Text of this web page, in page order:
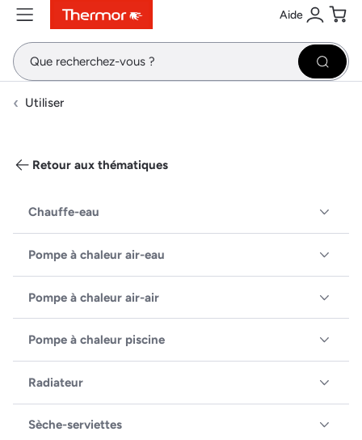
ContenuMenuRecherche Aide
Se
Utiliser
Retour aux thématiques
Chauffe-eau
Pompe à chaleur air-eau
Pompe à chaleur air-air
Pompe à chaleur piscine
Radiateur
Sèche-serviettes